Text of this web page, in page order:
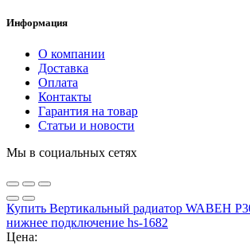
Информация
О компании
Доставка
Оплата
Контакты
Гарантия на товар
Статьи и новости
Мы в социальных сетях
Купить Вертикальный радиатор WABEH
нижнее подключение hs-1682
Цена: